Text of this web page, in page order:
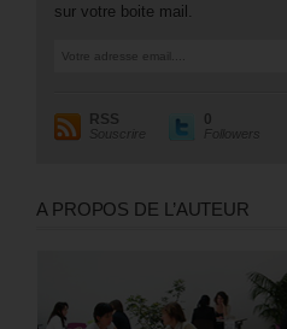
sur votre boite mail.
RSS
Souscrire
0
Followers
A PROPOS DE L’AUTEUR